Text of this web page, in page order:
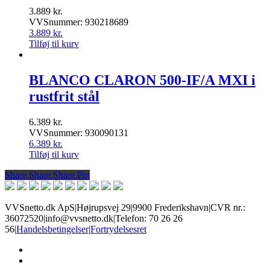
3.889 kr.
VVSnummer: 930218689
3.889 kr.
Tilføj til kurv
BLANCO CLARON 500-IF/A MXI i
rustfrit stål
6.389 kr.
VVSnummer: 930090131
6.389 kr.
Tilføj til kurv
Share
Share Share Share Pin
VVSnetto.dk ApS|Højrupsvej 29|9900 Frederikshavn|CVR nr.:
36072520|info@vvsnetto.dk|Telefon: 70 26 26
56|Handelsbetingelser|Fortrydelsesret